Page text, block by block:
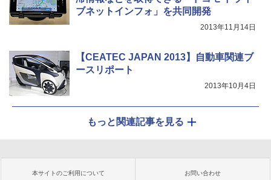
ブネットインフォ」を共同開発
2013年11月14日
【CEATEC JAPAN 2013】自動車関連ブ
ースリポート
2013年10月4日
もっと関連記事を見る
本サイトのご利用について お問い合わせ